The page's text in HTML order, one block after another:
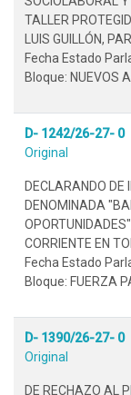
TALLER
LUIS GUILLÓN,
Fecha Estado
Bloque: NUEVOS
D- 1242/26-27- 0
Original
DECLARANDO DE
DENOMINADA
CORRIENTE EN
Fecha Estado
Bloque: FUERZA
D- 1390/26-27- 0
Original
DE RECHAZO AL